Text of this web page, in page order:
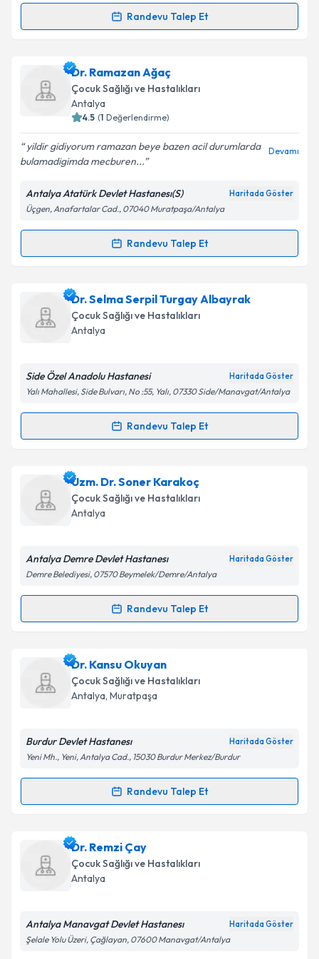
Takvim Talebini Gönder
Randevu Talep Et
Randevu Takvimi Talebi
Uzm. Dr. Derya Babuş Taş
oluşturun. Size bu uzmandan randevu almanız için bir
takvim hazırlandığında e-posta ile bilgilendireceğiz.
Kişisel verilerimin işlenmesine ilişkin
Aydınlatma
Metni'ni okudum ve kişisel verilerimin belirtilen
kapsamda işlenmesini kabul ediyorum.
Dr. Ramazan Ağaç
Çocuk Sağlığı ve Hastalıkları
Antalya
4.5 (1 Değerlendirme)
yildir gidiyorum ramazan beye bazen acil durumlarda
bulamadigimda mecburen...
Devamı
Antalya Atatürk Devlet Hastanesı(S) Haritada Göster
Üçgen, Anafartalar Cad., 07040 Muratpaşa/Antalya
Randevu Talep Et
Randevu Takvimi Talebi
Dr. Ramazan Ağaçiçin randevu takvimi talebi
oluşturun. Size bu uzmandan randevu almanız için bir
takvim hazırlandığında e-posta ile bilgilendireceğiz.
Kişisel verilerimin işlenmesine ilişkin
Metni'ni okudum ve kişisel verilerimin belirtilen
Takvim Talebini Gönder
Dr. Selma Serpil Turgay Albayrak
Çocuk Sağlığı ve Hastalıkları
Antalya
Side Özel Anadolu Hastanesi Haritada Göster
Yalı Mahallesi, Side Bulvarı, No :55, Yalı, 07330 Side/Manavgat/Antalya
Randevu Talep Et
Randevu Takvimi Talebi
Dr. Selma Serpil Turgay Albayrak
takvimi talebi oluşturun. Size bu uzmandan randevu
almanız için bir takvim hazırlandığında e-posta ile
bilgilendireceğiz.
Kişisel verilerimin işlenmesine ilişkinAydınlatma
kapsamda işlenmesini kabul ediyorum.
Takvim Talebini Gönder
Uzm. Dr. Soner Karakoç
Çocuk Sağlığı ve Hastalıkları
Antalya
Antalya Demre Devlet Hastanesı Haritada Göster
Demre Belediyesi, 07570 Beymelek/Demre/Antalya
Randevu Talep Et
Randevu Takvimi Talebi
Uzm. Dr. Soner Karakoç
oluşturun. Size bu uzmandan randevu almanız için bir
takvim hazırlandığında e-posta ile bilgilendireceğiz.
Kişisel verilerimin işlenmesine ilişkin
Metni'ni okudum ve kişisel verilerimin belirtilen
Takvim Talebini Gönder
Dr. Kansu Okuyan
Çocuk Sağlığı ve Hastalıkları
Antalya, Muratpaşa
Burdur Devlet Hastanesı Haritada Göster
Yeni Mh., Yeni, Antalya Cad., 15030 Burdur Merkez/Burdur
Randevu Talep Et
Randevu Takvimi Talebi
Dr. Kansu Okuyaniçin randevu takvimi talebi
oluşturun. Size bu uzmandan randevu almanız için bir
takvim hazırlandığında e-posta ile bilgilendireceğiz.
Dr. Remzi Çay
Çocuk Sağlığı ve Hastalıkları
Antalya
Antalya Manavgat Devlet Hastanesı Haritada Göster
Şelale Yolu Üzeri, Çağlayan, 07600 Manavgat/Antalya